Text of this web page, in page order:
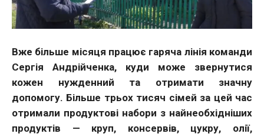
Вже більше місяця працює гаряча лінія команди
Сергія Андрійченка, куди може звернутися
кожен нужденний та отримати значну
допомогу. Більше трьох тисяч сімей за цей час
отримали продуктові набори з найнеобхідніших
продуктів — круп, консервів, цукру, олії,